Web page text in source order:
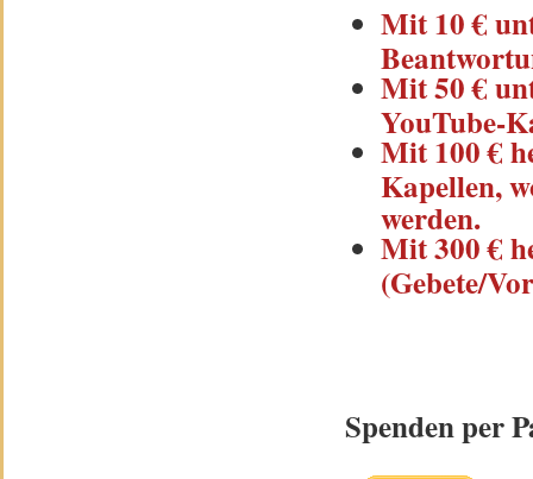
Mit 10 €
Mit 50 €
YouTube-
Mit 100 €
Kapellen,
werden.
Mit 300 €
(Gebete/
Spenden per